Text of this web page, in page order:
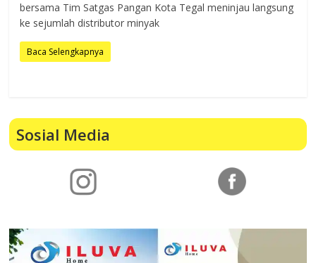
bersama Tim Satgas Pangan Kota Tegal meninjau langsung
ke sejumlah distributor minyak
Baca Selengkapnya
Sosial Media